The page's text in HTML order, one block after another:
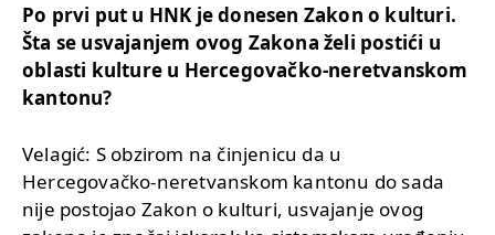
Po prvi put u HNK je donesen Zakon o kulturi.
Šta se usvajanjem ovog Zakona želi postići u
oblasti kulture u Hercegovačko-neretvanskom
kantonu?
Velagić: S obzirom na činjenicu da u
Hercegovačko-neretvanskom kantonu do sada
nije postojao Zakon o kulturi, usvajanje ovog